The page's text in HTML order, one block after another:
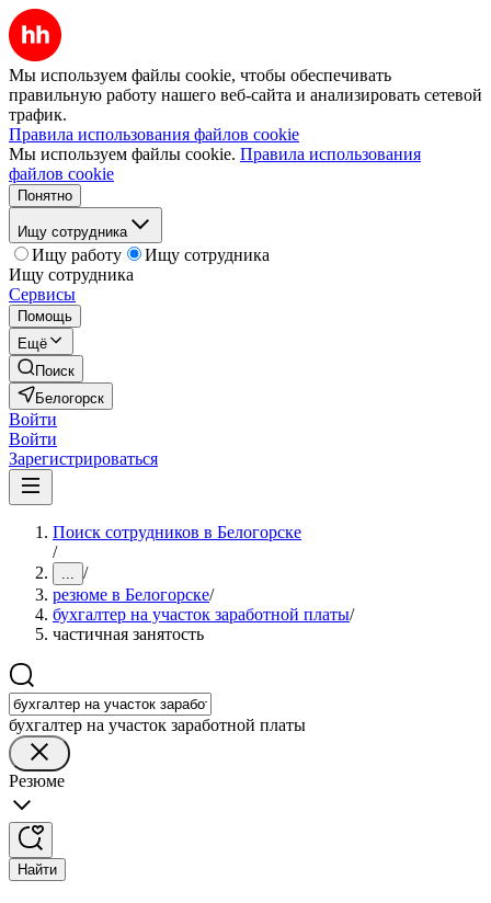
Мы используем файлы cookie, чтобы обеспечивать
правильную работу нашего веб-сайта и анализировать сетевой
трафик.
Правила использования файлов cookie
Мы используем файлы cookie. Правила использования
файлов cookie
Понятно
Ищу сотрудника
Ищу работу
Ищу сотрудника
Ищу сотрудника
Сервисы
Помощь
Ещё
Поиск
Белогорск
Войти
Войти
Зарегистрироваться
Поиск сотрудников в Белогорске
/
... /
резюме в Белогорске/
бухгалтер на участок заработной платы/
частичная занятость
бухгалтер на участок заработной платы
Резюме
Найти